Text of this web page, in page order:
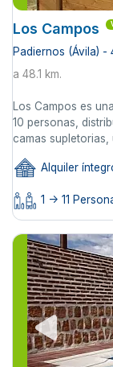
Los Campos
Padiernos (Ávila) -
a 48.1 km.
Los Campos es
10 personas,
camas supletorias,
Alquiler
1 -> 11